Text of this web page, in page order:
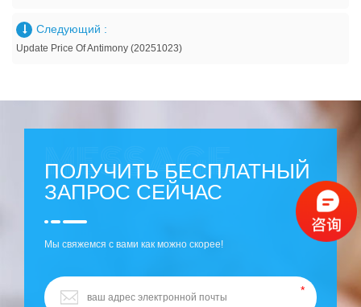
Следующий :
Update Price Of Antimony (20251023)
ПОЛУЧИТЬ БЕСПЛАТНЫЙ
ЗАПРОС СЕЙЧАС
Мы свяжемся с вами как можно скорее!